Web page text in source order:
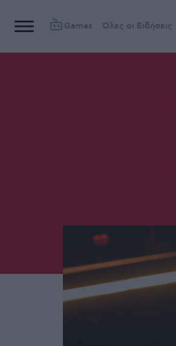
Games Όλες οι Ειδήσεις